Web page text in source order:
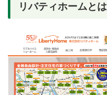
リバティホームとは